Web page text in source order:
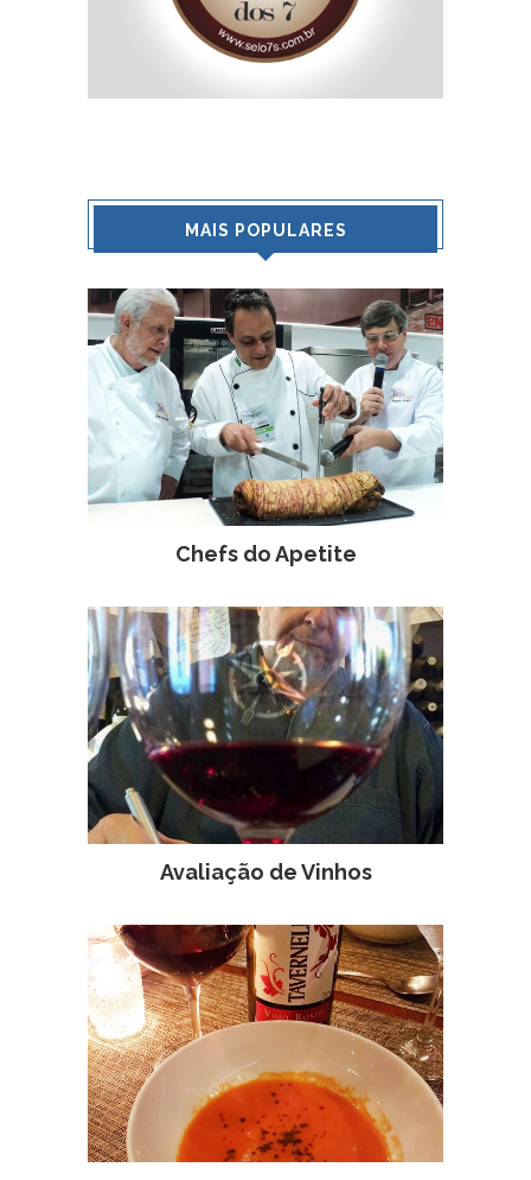
MAIS POPULARES
Chefs do Apetite
Avaliação de Vinhos